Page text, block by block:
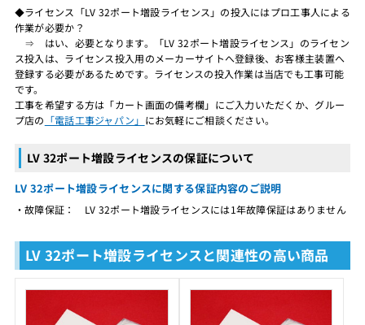
◆ライセンス「LV 32ポート増設ライセンス」の投入にはプロ工事人による
作業が必要か？
⇒ はい、必要となります。「LV 32ポート増設ライセンス」のライセン
ス投入は、ライセンス投入用のメーカーサイトへ登録後、お客様主装置へ
登録する必要があるためです。ライセンスの投入作業は当店でも工事可能
です。
工事を希望する方は「カート画面の備考欄」にご入力いただくか、グルー
プ店の 「電話工事ジャパン」 にお気軽にご相談ください。
LV 32ポート増設ライセンスの保証について
LV 32ポート増設ライセンスに関する保証内容のご説明
・故障保証： LV 32ポート増設ライセンスには1年故障保証はありません
LV 32ポート増設ライセンスと関連性の高い商品